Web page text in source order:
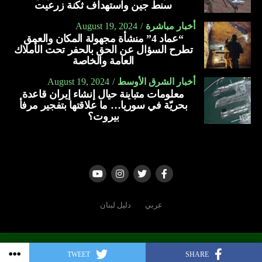
SHARE
TWEET
أسلحة بقيمة تزيد على 23 مليار دولار منذ بدء الحرب في غزة،
في أكتوبر الماضي (2023).
ويواجه بايدن ضغوطا من التقدميين في حزبه الديمقراطي الذين
دعوا إلى وقف تسليم الأسلحة لتل أبيب وسط ارتفاع وتيرة مقتل
المدنيين في غزة، إذ فاق عدد الضحايا 37.600.
العربية
ومن خلال “مانتا راي”، تسعى البحرية الأميركية إلى إنشاء
أسطول هجين، وتزويد البحارة ومشاة البحرية بالآلات الذكية
وأجهزة الاستشعار.
العربية
سنط جين واستهداف ثكنة زرعيت
أخبار مباشرة August 19, 2024
“عماد 4” منشأة مجهولة المكان والعمق
تطرح السؤال عن الحق بالحفر تحت الأملاك
العامة والخاصة
أخبار الشرق الأوسط August 19, 2024
معلومات متباينة حيال إنشاء إيران قاعدة
بحريّة في سوريا… ما علاقتها بتفجير مرفأ
بيروت؟
عربي دليل لبنان
Copyright © 2006 - 2022 | All rights reserved